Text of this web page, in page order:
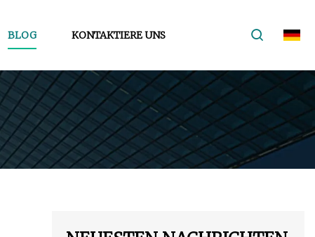
BLOG KONTAKTIERE UNS